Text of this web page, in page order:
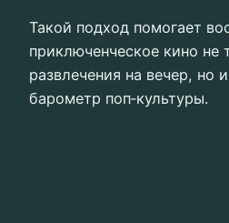
Такой подход помогает
приключенческое кино не
развлечения на вечер, но
барометр поп‑культуры.